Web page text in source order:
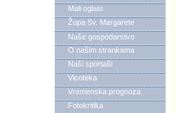
Mali oglasi
Župa Sv. Margarete
Naše gospodarstvo
O našim strankama
Naši sportaši
Vicoteka
Vremenska prognoza
Fotokritika